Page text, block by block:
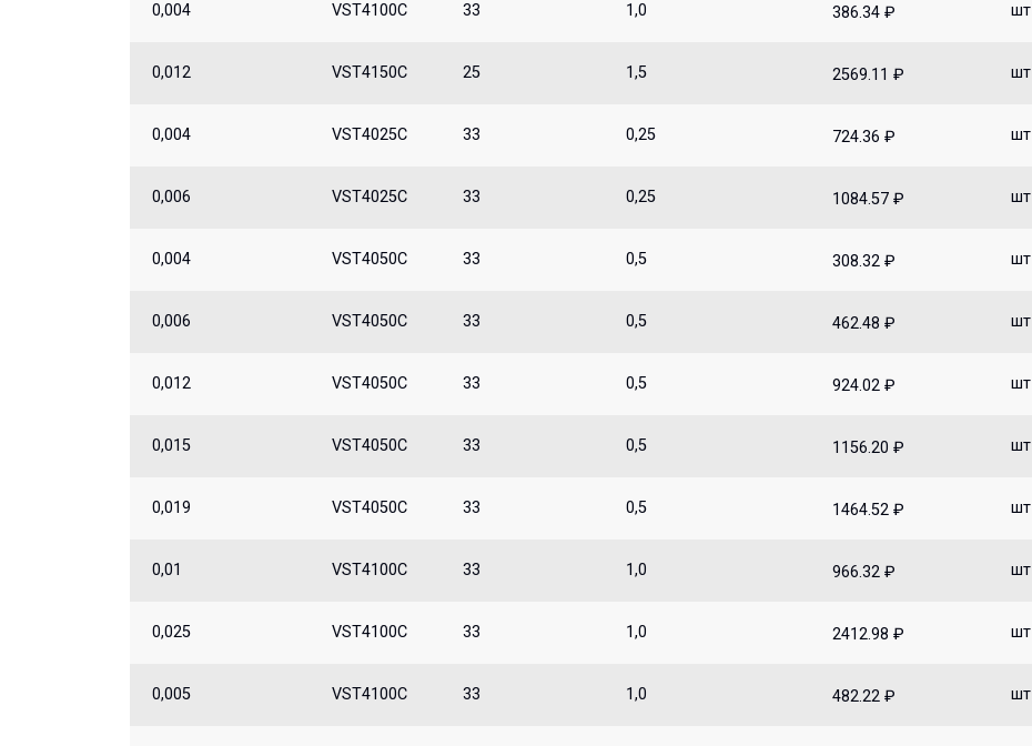
0,004 VST4100C 33 1,0 386.34 ₽ шт
0,012 VST4150C 25 1,5 2569.11 ₽ шт
0,004 VST4025C 33 0,25 724.36 ₽ шт
0,006 VST4025C 33 0,25 1084.57 ₽ шт
0,004 VST4050C 33 0,5 308.32 ₽ шт
0,006 VST4050C 33 0,5 462.48 ₽ шт
0,012 VST4050C 33 0,5 924.02 ₽ шт
0,015 VST4050C 33 0,5 1156.20 ₽ шт
0,019 VST4050C 33 0,5 1464.52 ₽ шт
0,01 VST4100C 33 1,0 966.32 ₽ шт
0,025 VST4100C 33 1,0 2412.98 ₽ шт
0,005 VST4100C 33 1,0 482.22 ₽ шт